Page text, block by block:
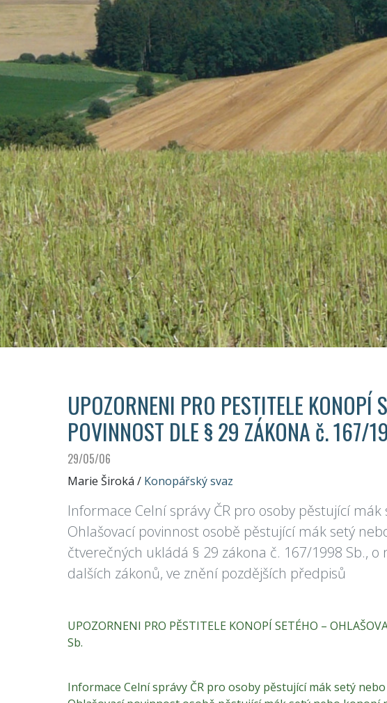
UPOZORNENI PRO PESTITELE KONOPÍ
POVINNOST DLE § 29 ZÁKONA č. 167/
29/05/06
Marie Široká / Konopářský svaz
Informace Celní správy ČR pro osoby pěstující
Ohlašovací povinnost osobě pěstující mák setý
čtverečných ukládá § 29 zákona č. 167/1998 Sb.,
dalších zákonů, ve znění pozdějších předpisů
UPOZORNENI PRO PĚSTITELE KONOPÍ SETÉHO –
Sb.
Informace Celní správy ČR pro osoby pěstující mák setý